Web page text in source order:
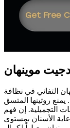
موينهان
التفاني في نظافة
يمنع روتينها المتسق
التجميلية. إن فهم
الأسنان بمستوى